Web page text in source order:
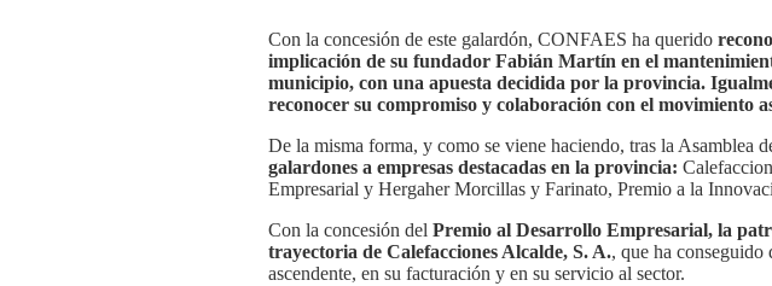
Con la concesión de este galardón, CONFAES ha querido
implicación de su fundador Fabián Martín en el
municipio, con una apuesta decidida por la provincia.
reconocer su compromiso y colaboración con el movimiento
De la misma forma, y como se viene haciendo, tras la Asamblea
galardones a empresas destacadas en la provincia:
Empresarial y Hergaher Morcillas y Farinato, Premio a la
Con la concesión del Premio al Desarrollo Empresarial, la
trayectoria de Calefacciones Alcalde, S. A., que ha conseguido
ascendente, en su facturación y en su servicio al sector.